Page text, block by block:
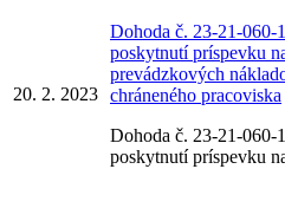
20. 2. 2023
Dohoda č. 23-21-060-
poskytnutí príspevku
prevádzkových
chráneného pracoviska
Dohoda č. 23-21-060-
poskytnutí príspevku